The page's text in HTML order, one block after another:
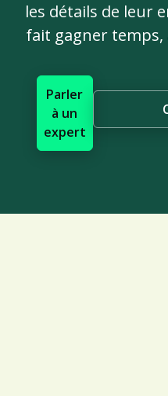
les détails de leur
fait gagner
Parler
à un
expert